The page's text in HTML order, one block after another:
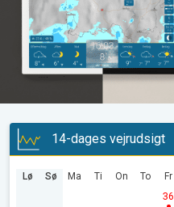
14-dages vejrudsigt
Lø Sø Ma Ti On To Fr
36